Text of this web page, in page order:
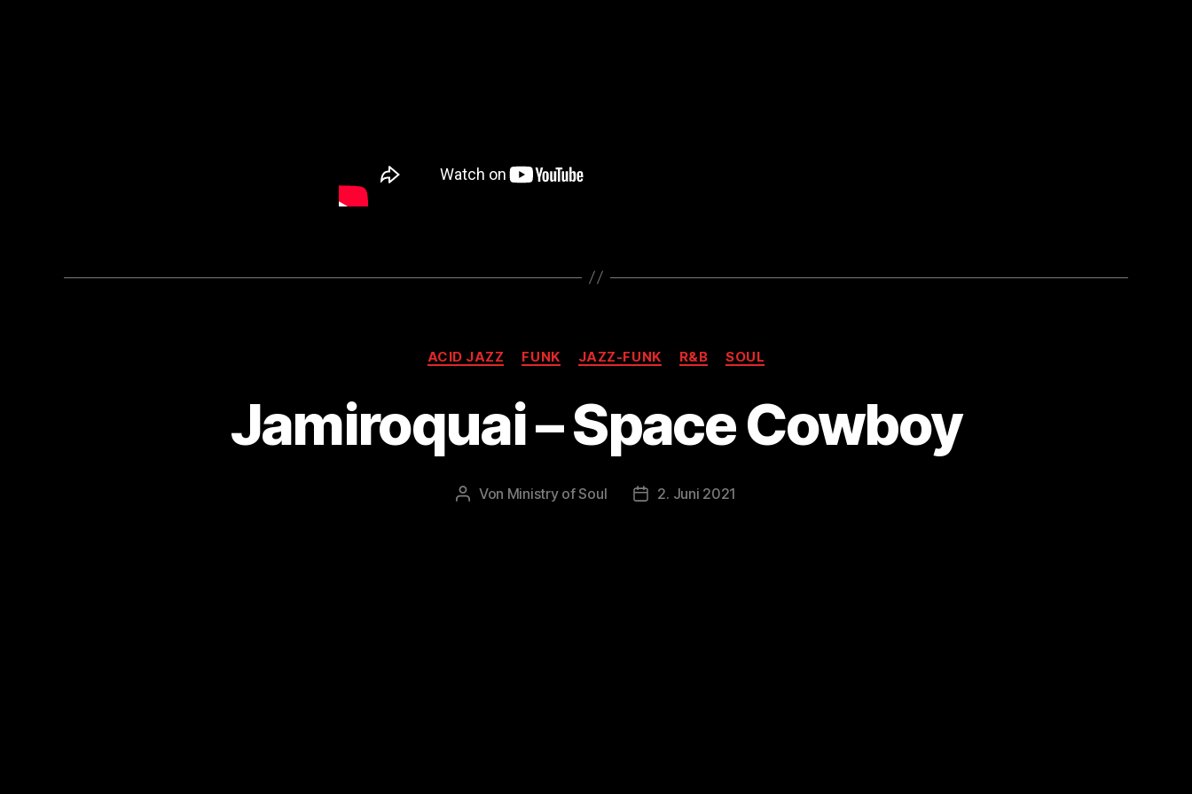
Kategorien
ACID JAZZ FUNK JAZZ-FUNK R&B SOUL
Jamiroquai – Space Cowboy
Beitragsautor
Von Ministry of Soul Veröffentlichungsdatum
2. Juni 2021